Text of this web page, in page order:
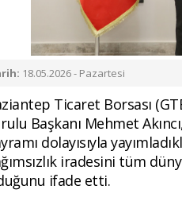
18.05.2026 - Pazartesi
Ticaret Borsası
Başkanı Mehmet
dolayısıyla
iradesini tüm
ifade etti.